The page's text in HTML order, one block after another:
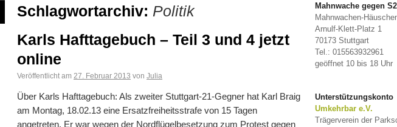
Schlagwortarchiv: Politik
Karls Hafttagebuch – Teil 3 und 4 jetzt
online
Veröffentlicht am 27. Februar 2013 von Julia
Über Karls Hafttagebuch: Als zweiter Stuttgart-21-Gegner hat Karl Braig
am Montag, 18.02.13 eine Ersatzfreiheitsstrafe von 15 Tagen
angetreten. Er war wegen der Nordflügelbesetzung zum Protest gegen
Mahnwache gegen
Mahnwachen-
Arnulf-Klett-Platz 1
70173 Stuttgart
Tel.: 015563932961
geöffnet 10 bis 18 Uhr
Unterstützungskonto
Umkehrbar e.V.
Trägerverein der